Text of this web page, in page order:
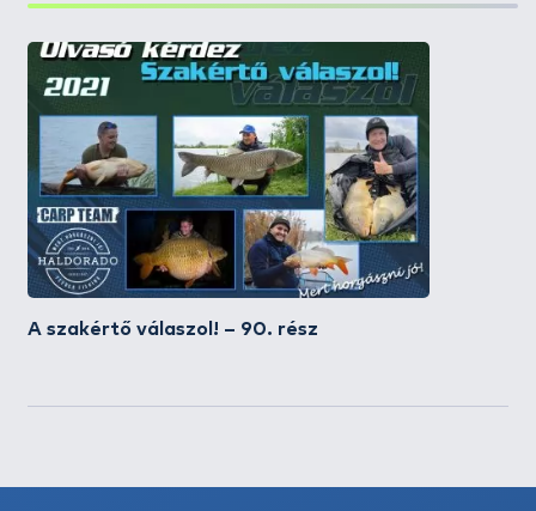
A szakértő válaszol! – 90. rész